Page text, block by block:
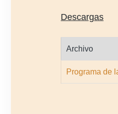
Descargas
Archivo
Programa de